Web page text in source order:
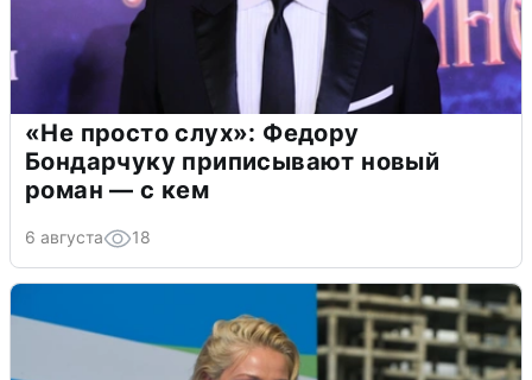
«Не просто слух»: Федору
Бондарчуку приписывают новый
роман — с кем
6 августа 18